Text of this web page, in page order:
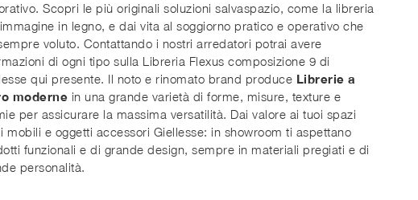
Scopri le più originali soluzioni salvaspazio, come la libreria
in legno, e dai vita al soggiorno pratico e operativo che
voluto. Contattando i nostri arredatori potrai avere
di ogni tipo sulla Libreria Flexus composizione 9 di
qui presente. Il noto e rinomato brand produce Librerie a
moderne in una grande varietà di forme, misure, texture e
per assicurare la massima versatilità. Dai valore ai tuoi spazi
mobili e oggetti accessori Giellesse: in showroom ti aspettano
funzionali e di grande design, sempre in materiali pregiati e di
personalità.